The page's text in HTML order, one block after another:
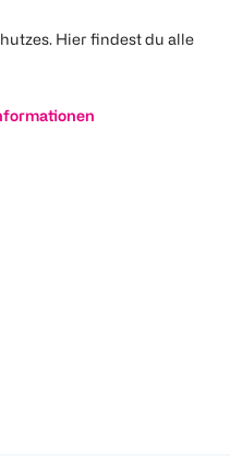
Hier findest du alle